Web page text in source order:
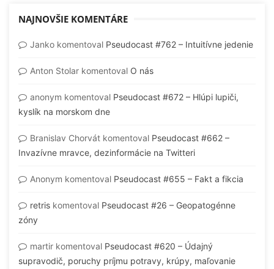
NAJNOVŠIE KOMENTÁRE
Janko komentoval Pseudocast #762 – Intuitívne jedenie
Anton Stolar komentoval O nás
anonym komentoval Pseudocast #672 – Hlúpi lupiči,
kyslík na morskom dne
Branislav Chorvát komentoval Pseudocast #662 –
Invazívne mravce, dezinformácie na Twitteri
Anonym komentoval Pseudocast #655 – Fakt a fikcia
retris komentoval Pseudocast #26 – Geopatogénne
zóny
martir komentoval Pseudocast #620 – Údajný
supravodič, poruchy príjmu potravy, krúpy, maľovanie